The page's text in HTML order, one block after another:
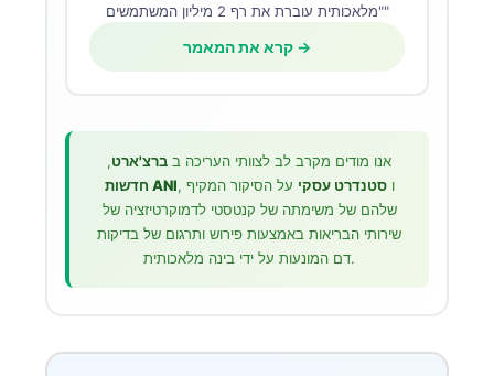
מלאכותית עוברת את רף 2 מיליון המשתמשים""
קרא את המאמר →
אנו מודים מקרב לב לצוותי העריכה ב ברצ'ארט,
חדשות ANI
, וסטנדרט עסקי על הסיקור המקיף
שלהם של משימתה של קנטסטי לדמוקרטיזציה של
שירותי הבריאות באמצעות פירוש ותרגום של בדיקות
דם המונעות על ידי בינה מלאכותית.